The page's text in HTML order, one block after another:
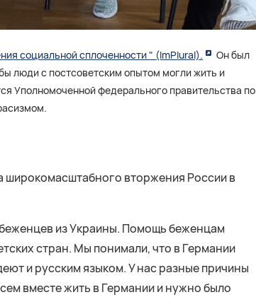
социальной сплоченности " (ImPlural).
Он был
люди с постсоветским опытом могли жить и
Уполномоченной федерального правительства по
широкомасштабного вторжения России в
из Украины. Помощь беженцам
стран. Мы понимали, что в Германии
и русским языком. У нас разные причины
вместе жить в Германии и нужно было